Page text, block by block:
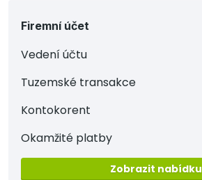
Firemní účet
Vedení účtu
Tuzemské transakce
Kontokorent
Okamžité platby
Zobrazit nabídku